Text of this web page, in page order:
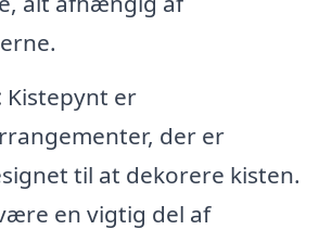
Kistepynt er
der er
til at dekorere kisten.
en vigtig del af